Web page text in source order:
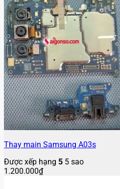
Thay main Samsung A03s
Được xếp hạng 5 5 sao
1.200.000₫